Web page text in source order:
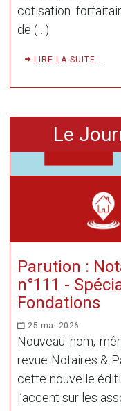
cotisation
de (…)
LIRE LA SUITE ...
Le
Parution :
n°111 -
Fondations
25 mai 2026
Nouveau nom,
revue Notaires &
cette nouvelle
l’accent sur les